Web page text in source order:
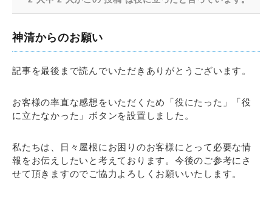
神清からのお願い
記事を最後まで読んでいただきありがとうございます。
お客様の率直な感想をいただくため「役にたった」「役
に立たなかった」ボタンを設置しました。
私たちは、日々屋根にお困りのお客様にとって必要な情
報をお伝えしたいと考えております。今後のご参考にさ
せて頂きますのでご協力よろしくお願いいたします。